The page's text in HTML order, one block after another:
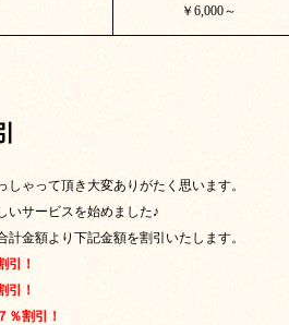
￥6,000～
ゃって頂き大変ありがたく思います。
いサービスを始めました♪
計金額より下記金額を割引いたします。
引！
引！
７％割引！